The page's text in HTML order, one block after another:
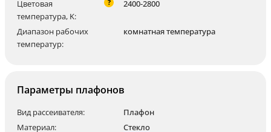
Цветовая
температура, K:
? 2400-2800
Диапазон рабочих
температур:
комнатная температура
Параметры плафонов
Вид рассеивателя:
Плафон
Материал:
Стекло